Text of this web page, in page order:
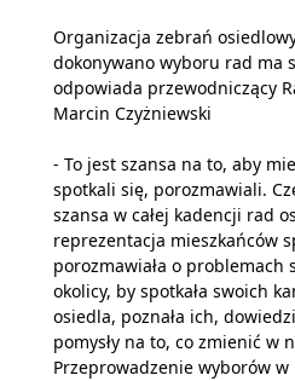
Organizacja zebrań
dokonywano wyboru rad ma
odpowiada przewodniczący
Marcin Czyżniewski
- To jest szansa na to, aby
spotkali się, porozmawiali.
szansa w całej kadencji rad
reprezentacja mieszkańców
porozmawiała o problemach
okolicy, by spotkała swoich
osiedla, poznała ich,
pomysły na to, co zmienić w
Przeprowadzenie wyborów